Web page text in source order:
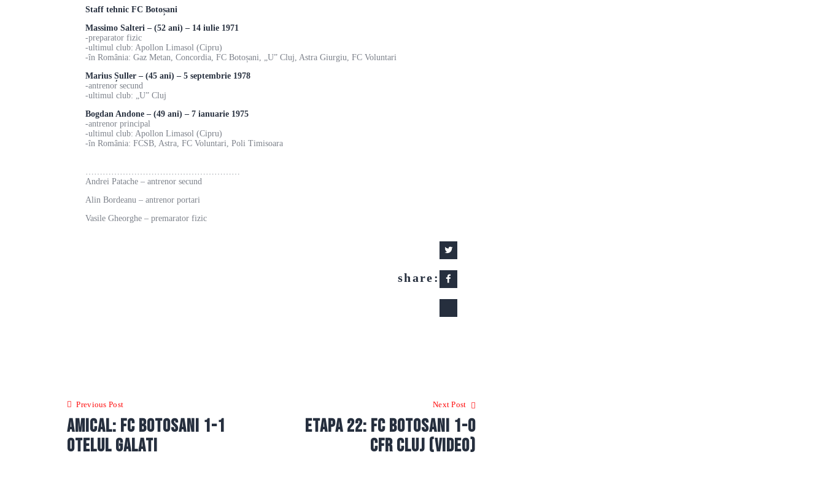
Staff tehnic FC Botoșani
Massimo Salteri – (52 ani) – 14 iulie 1971
-preparator fizic
-ultimul club: Apollon Limasol (Cipru)
-în România: Gaz Metan, Concordia, FC Botoșani, „U” Cluj, Astra Giurgiu, FC Voluntari
Marius Șuller – (45 ani) – 5 septembrie 1978
-antrenor secund
-ultimul club: „U” Cluj
Bogdan Andone – (49 ani) – 7 ianuarie 1975
-antrenor principal
-ultimul club: Apollon Limasol (Cipru)
-în România: FCSB, Astra, FC Voluntari, Poli Timisoara
………………………………………………
Andrei Patache – antrenor secund
Alin Bordeanu – antrenor portari
Vasile Gheorghe – premarator fizic
share:
articole
Previous Post
Amical: FC botosani 1-1
Otelul Galati
Next Post
Etapa 22: FC Botosani 1-0
CFR Cluj (video)